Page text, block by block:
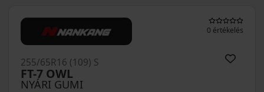
0 értékelés
NYÁRI GUMI
FT-7 OWL
255/65R16 (109) S